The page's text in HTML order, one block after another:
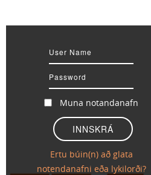
Muna notandanafn
Ertu búin(n) að glata
notendanafni eða lykilorði?